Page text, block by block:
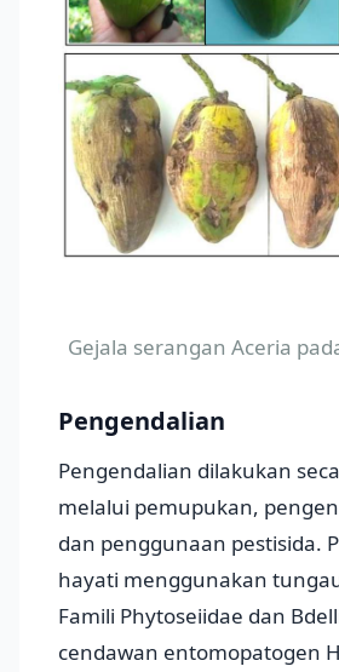
Gejala serangan Aceria
Pengendalian
Pengendalian dilakukan
melalui pemupukan,
dan penggunaan pestisida.
hayati menggunakan
Famili Phytoseiidae dan
cendawan entomopatogen